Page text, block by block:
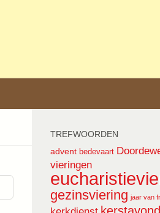
TREFWOORDEN
advent bedevaart
vieringen
gezinsviering jaar van